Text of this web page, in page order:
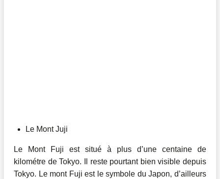
Le Mont Juji
Le Mont Fuji est situé à plus d’une centaine de
kilométre de Tokyo. Il reste pourtant bien visible depuis
Tokyo. Le mont Fuji est le symbole du Japon, d’ailleurs